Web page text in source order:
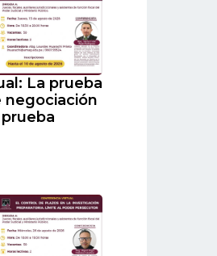
La prueba
negociación